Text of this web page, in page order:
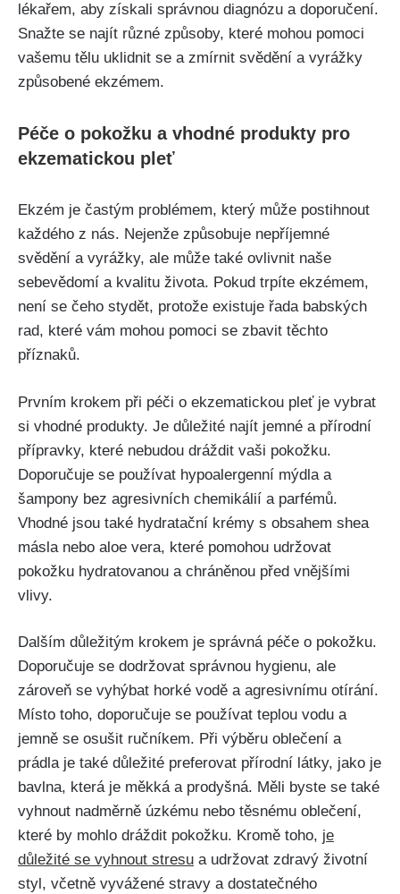
lékařem, aby získali správnou diagnózu a doporučení.
Snažte se⁤ najít‍ různé způsoby, které ​mohou​ pomoci
vašemu tělu uklidnit se a zmírnit svědění a vyrážky
způsobené ekzémem.
Péče o pokožku a vhodné produkty pro
ekzematickou pleť
Ekzém je častým problémem, který může postihnout
každého ​z nás. Nejenže ‍způsobuje nepříjemné
svědění a vyrážky, ale může⁢ také ovlivnit naše
sebevědomí a kvalitu života. Pokud⁣ trpíte ekzémem,
není⁢ se ⁢čeho stydět, protože existuje řada babských
rad, které⁣ vám mohou pomoci se zbavit těchto
příznaků.
Prvním krokem při ⁢péči o ekzematickou pleť je vybrat
si vhodné produkty. Je důležité najít jemné a přírodní
přípravky, ⁤které nebudou⁢ dráždit vaši pokožku.
Doporučuje se používat hypoalergenní mýdla a
šampony bez agresivních chemikálií a parfémů.
Vhodné jsou také hydratační krémy s obsahem shea
másla nebo aloe vera, které pomohou udržovat
pokožku hydratovanou⁣ a chráněnou před vnějšími
vlivy.
Dalším důležitým⁢ krokem je správná péče o pokožku.
Doporučuje se dodržovat správnou hygienu, ale
zároveň se vyhýbat horké vodě a agresivnímu⁣ otírání.
Místo toho, doporučuje se používat teplou vodu a
jemně se osušit ručníkem. Při výběru oblečení a​
prádla je také důležité preferovat přírodní látky, jako je
bavlna, která je ‌měkká‍ a prodyšná. Měli byste se také
vyhnout nadměrně úzkému nebo těsnému oblečení,
‍které by mohlo dráždit pokožku. Kromě toho,⁣ je
důležité ⁤se vyhnout⁣ stresu a udržovat zdravý životní
styl, včetně vyvážené stravy a dostatečného